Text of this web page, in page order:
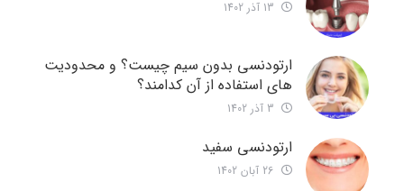
ارتودنسی بدون سیم چیست؟ و محدودیت
های استفاده از آن کدامند؟
ارتودنسی سفید